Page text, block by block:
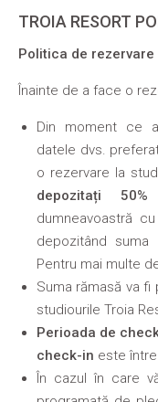
TROIA RESORT
Politica de rezervare
Înainte de a face o
Din moment ce
datele dvs.
o rezervare la
depozitați
dumneavoastră
depozitând
Pentru mai multe
Suma rămasă va fi
studiourile Troia
Perioada de
check-in este
În cazul în care